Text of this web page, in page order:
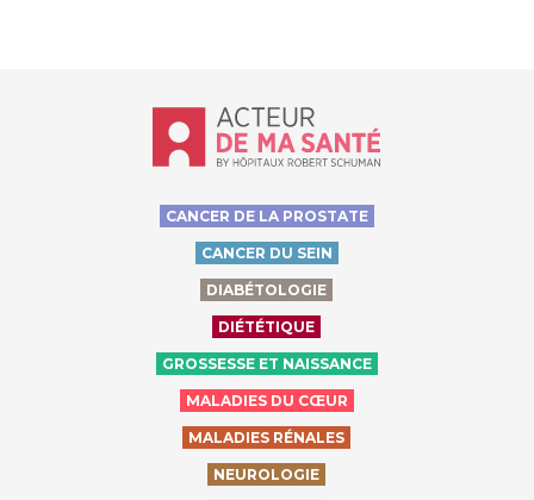
Accueil - Acteur de ma santé, by
CANCER DE LA PROSTATE
CANCER DU SEIN
DIABÉTOLOGIE
DIÉTÉTIQUE
GROSSESSE ET NAISSANCE
MALADIES DU CŒUR
MALADIES RÉNALES
NEUROLOGIE